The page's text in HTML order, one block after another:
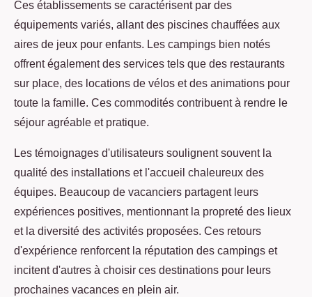
Ces établissements se caractérisent par des
équipements variés, allant des piscines chauffées aux
aires de jeux pour enfants. Les campings bien notés
offrent également des services tels que des restaurants
sur place, des locations de vélos et des animations pour
toute la famille. Ces commodités contribuent à rendre le
séjour agréable et pratique.
Les témoignages d'utilisateurs soulignent souvent la
qualité des installations et l'accueil chaleureux des
équipes. Beaucoup de vacanciers partagent leurs
expériences positives, mentionnant la propreté des lieux
et la diversité des activités proposées. Ces retours
d'expérience renforcent la réputation des campings et
incitent d'autres à choisir ces destinations pour leurs
prochaines vacances en plein air.